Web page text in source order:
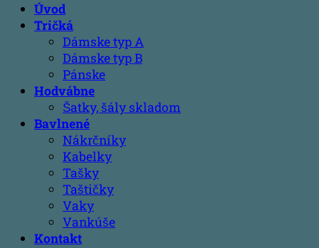
Úvod
Tričká
Dámske typ A
Dámske typ B
Pánske
Hodvábne
Šatky, šály skladom
Bavlnené
Nákrčníky
Kabelky
Tašky
Taštičky
Vaky
Vankúše
Kontakt